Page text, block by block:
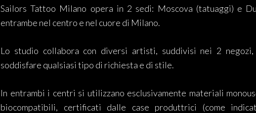
Sailors Tattoo Milano opera in 2 sedi: Moscova (tatuaggi) e
entrambe nel centro e nel cuore di Milano.
Lo studio collabora con diversi artisti, suddivisi nei 2
soddisfare qualsiasi tipo di richiesta e di stile.
In entrambi i centri si utilizzano esclusivamente materiali
biocompatibili, certificati dalle case produttrici (come